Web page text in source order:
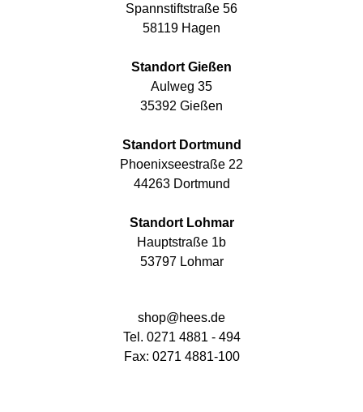
Spannstiftstraße 56
58119 Hagen
Standort Gießen
Aulweg 35
35392 Gießen
Standort Dortmund
Phoenixseestraße 22
44263 Dortmund
Standort Lohmar
Hauptstraße 1b
53797 Lohmar
shop@hees.de
Tel. 0271 4881 - 494
Fax: 0271 4881-100